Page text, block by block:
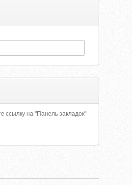
ссылку на "Панель закладок"